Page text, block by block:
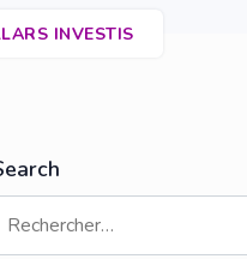
INVESTIS